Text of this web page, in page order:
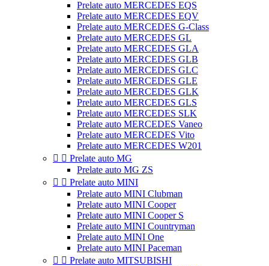
Prelate auto MERCEDES EQS
Prelate auto MERCEDES EQV
Prelate auto MERCEDES G-Class
Prelate auto MERCEDES GL
Prelate auto MERCEDES GLA
Prelate auto MERCEDES GLB
Prelate auto MERCEDES GLC
Prelate auto MERCEDES GLE
Prelate auto MERCEDES GLK
Prelate auto MERCEDES GLS
Prelate auto MERCEDES SLK
Prelate auto MERCEDES Vaneo
Prelate auto MERCEDES Vito
Prelate auto MERCEDES W201
  Prelate auto MG
Prelate auto MG ZS
  Prelate auto MINI
Prelate auto MINI Clubman
Prelate auto MINI Cooper
Prelate auto MINI Cooper S
Prelate auto MINI Countryman
Prelate auto MINI One
Prelate auto MINI Paceman
  Prelate auto MITSUBISHI